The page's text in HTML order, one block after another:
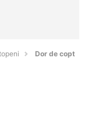
Dor de copt